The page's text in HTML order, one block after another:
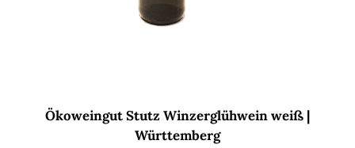
Ökoweingut Stutz Winzerglühwein weiß |
Württemberg